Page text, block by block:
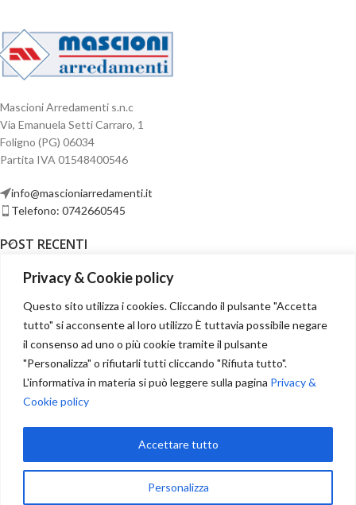
Privacy & Cookie policy
Questo sito utilizza i cookies. Cliccando il pulsante "Accetta
tutto" si acconsente al loro utilizzo È tuttavia possibile negare
il consenso ad uno o più cookie tramite il pulsante
"Personalizza" o rifiutarli tutti cliccando "Rifiuta tutto".
L'informativa in materia si può leggere sulla pagina Privacy &
Cookie policy
Personalizza
Accettare tutto
Mascioni Arredamenti s.n.c
Via Emanuela Setti Carraro, 1
Foligno (PG) 06034
Partita IVA 01548400546
info@mascioniarredamenti.it
Telefono: 0742660545
POST RECENTI
Condizioni di vendita
Dichiarazione di accessibilità